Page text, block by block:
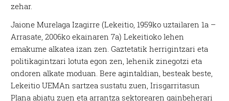
zehar.
Jaione Murelaga Izagirre (Lekeitio, 1959ko uztailaren 1a –
Arrasate, 2006ko ekainaren 7a) Lekeitioko lehen
emakume alkatea izan zen. Gaztetatik herrigintzari eta
politikagintzari lotuta egon zen, lehenik zinegotzi eta
ondoren alkate moduan. Bere agintaldian, besteak beste,
Lekeitio UEMAn sartzea sustatu zuen, Irisgarritasun
Plana abiatu zuen eta arrantza sektorearen gainbeherari